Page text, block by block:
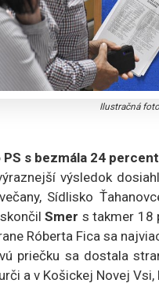
Ilustračná
s bezmála 24
výsledok
Sídlisko
skončilSmer s takmer 18
Róberta Fica sa
priečku sa dostala
a v Košickej Novej